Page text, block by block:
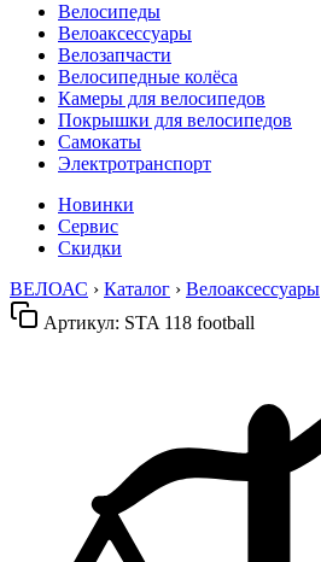
Велосипеды
Велоаксессуары
Велозапчасти
Велосипедные колёса
Камеры для велосипедов
Покрышки для велосипедов
Самокаты
Электротранспорт
Новинки
Сервис
Скидки
ВЕЛОАС › Каталог › Велоаксессуары
Артикул: STA 118 football